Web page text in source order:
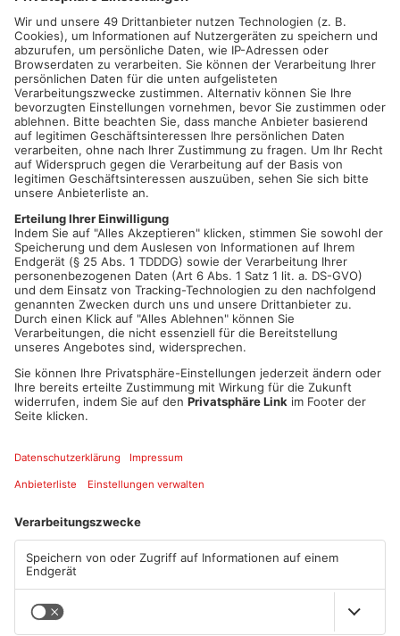
ASCHAFFENBURG.In Aschaffenburg wird aktuell der Ernstfall
geprobt. Im Park Schönbusch testen Einsatzkräfte aus
mehreren europäischen Ländern neue Technik für die
Kommunikation bei Katastrophen. Unter Leitung des
Bayerischen Roten Kreuzes nehmen mehr als 80 Helfer an dem
Feldversuch teil. Das neue System soll künftig die
Zusammenarbeit bei Großlagen wie Waldbränden oder
Hochwasser über Ländergrenzen hinweg erleichtern.
Artikel teilen
ANZEIGE
Mehr aus
Große Baustelle in
Feuerwerk löst wohl Brand in